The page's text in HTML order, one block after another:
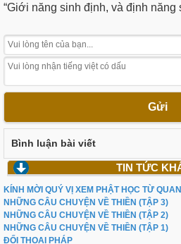
“Giới năng sinh định, và định năng
Gửi
Bình luận bài viết
TIN TỨC
KÍNH MỜI QUÝ VỊ XEM PHẬT HỌC TỪ
NHỮNG CÂU CHUYỆN VỀ THIỀN (TẬP 3)
NHỮNG CÂU CHUYỆN VỀ THIỀN (TẬP 2)
NHỮNG CÂU CHUYỆN VỀ THIỀN (TẬP 1)
ĐỐI THOẠI PHÁP